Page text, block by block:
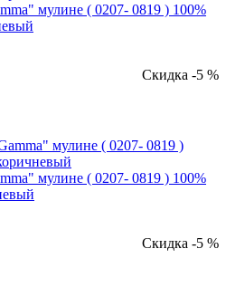
мулине ( 0207- 0819 ) 100%
Скидка -5 %
мулине ( 0207- 0819 ) 100%
Скидка -5 %